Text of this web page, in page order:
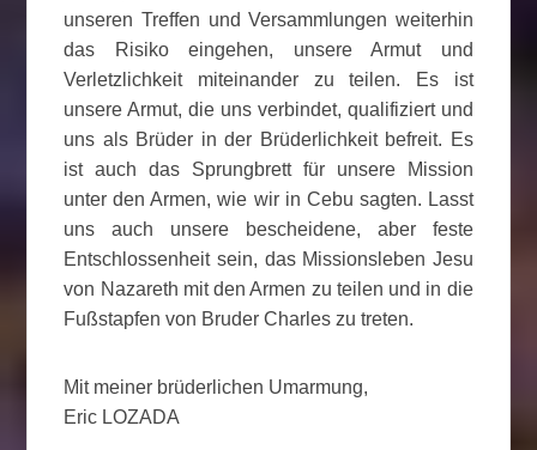
unseren Treffen und Versammlungen weiterhin
das Risiko eingehen, unsere Armut und
Verletzlichkeit miteinander zu teilen. Es ist
unsere Armut, die uns verbindet, qualifiziert und
uns als Brüder in der Brüderlichkeit befreit. Es
ist auch das Sprungbrett für unsere Mission
unter den Armen, wie wir in Cebu sagten. Lasst
uns auch unsere bescheidene, aber feste
Entschlossenheit sein, das Missionsleben Jesu
von Nazareth mit den Armen zu teilen und in die
Fußstapfen von Bruder Charles zu treten.
Mit meiner brüderlichen Umarmung,
Eric LOZADA